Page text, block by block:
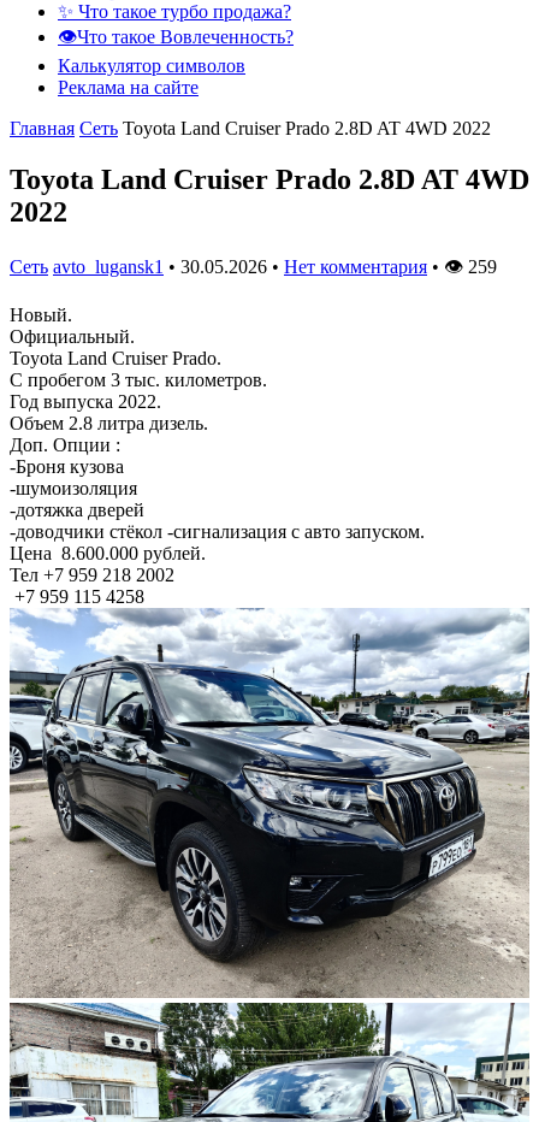
✨ Что такое турбо продажа?
👁️Что такое Вовлеченность?
Калькулятор символов
Реклама на сайте
Главная Сеть Toyota Land Cruiser Prado 2.8D AT 4WD 2022
Toyota Land Cruiser Prado 2.8D AT 4WD
2022
Сеть avto_lugansk1 • 30.05.2026 • Нет комментария • 👁 259
Новый.
Официальный.
Toyota Land Cruiser Prado.
С пробегом 3 тыс. километров.
Год выпуска 2022.
Объем 2.8 литра дизель.
Доп. Опции :
-Броня кузова
-шумоизоляция
-дотяжка дверей
-доводчики стёкол -сигнализация с авто запуском.
Цена 8.600.000 рублей.
Тел +7 959 218 2002
+7 959 115 4258